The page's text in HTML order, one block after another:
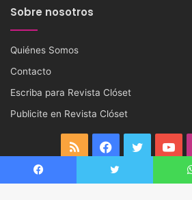
Sobre nosotros
Quiénes Somos
Contacto
Escriba para Revista Clóset
Publicite en Revista Clóset
RSS Facebook
Twitter
Enlaces de Interés
Facebook Twitter